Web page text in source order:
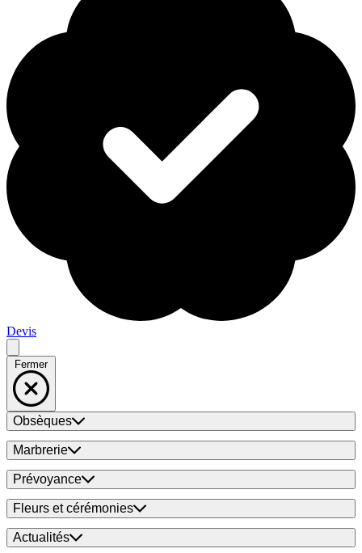
Devis
Fermer
Obsèques
Marbrerie
Prévoyance
Fleurs et cérémonies
Actualités